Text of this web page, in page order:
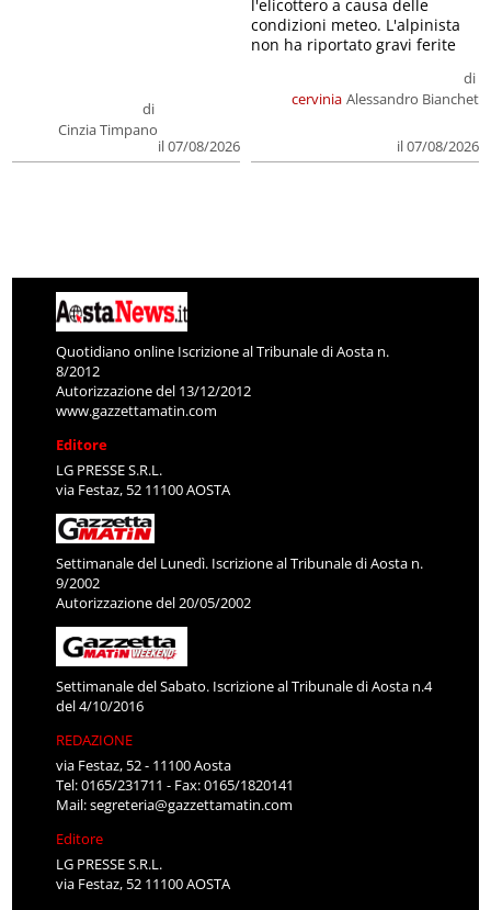
di
Cinzia Timpano
il 07/08/2026
cervinia
di
Alessandro Bianchet
il 07/08/2026
l'elicottero a causa delle
condizioni meteo. L'alpinista
non ha riportato gravi ferite
Quotidiano online Iscrizione al Tribunale di Aosta n.
8/2012
Autorizzazione del 13/12/2012
www.gazzettamatin.com
Editore
LG PRESSE S.R.L.
via Festaz, 52 11100 AOSTA
Settimanale del Lunedì. Iscrizione al Tribunale di Aosta n.
9/2002
Autorizzazione del 20/05/2002
Settimanale del Sabato. Iscrizione al Tribunale di Aosta n.4
del 4/10/2016
REDAZIONE
via Festaz, 52 - 11100 Aosta
Tel: 0165/231711 - Fax: 0165/1820141
Mail:segreteria@gazzettamatin.com
Editore
LG PRESSE S.R.L.
via Festaz, 52 11100 AOSTA